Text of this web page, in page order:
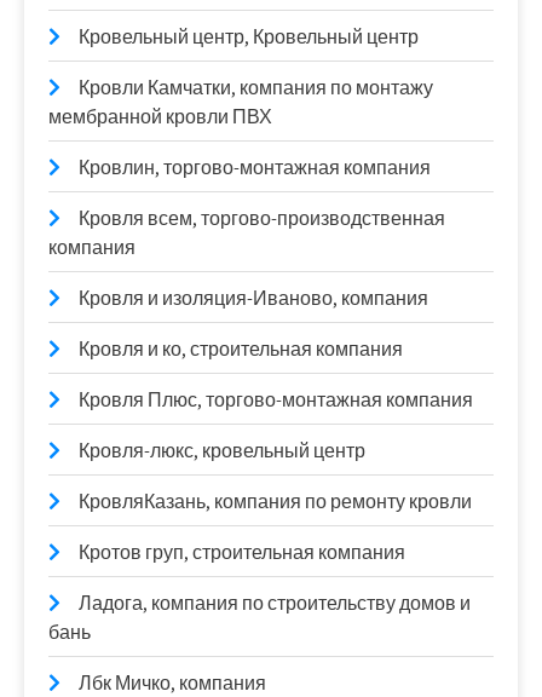
Кровельный центр, Кровельный центр
Кровли Камчатки, компания по монтажу
мембранной кровли ПВХ
Кровлин, торгово-монтажная компания
Кровля всем, торгово-производственная
компания
Кровля и изоляция-Иваново, компания
Кровля и ко, строительная компания
Кровля Плюс, торгово-монтажная компания
Кровля-люкс, кровельный центр
КровляКазань, компания по ремонту кровли
Кротов груп, строительная компания
Ладога, компания по строительству домов и
бань
Лбк Мичко, компания